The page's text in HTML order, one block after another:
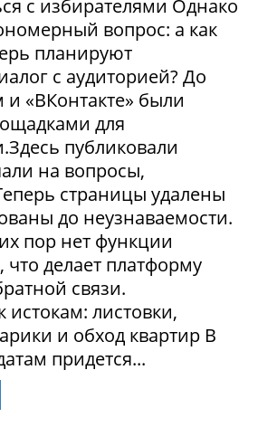
с избирателями Однако
вопрос: а как
планируют
с аудиторией? До
и «ВКонтакте» были
для
публиковали
на вопросы,
страницы удалены
до неузнаваемости.
пор нет функции
делает платформу
связи.
листовки,
и обход квартир В
придется...